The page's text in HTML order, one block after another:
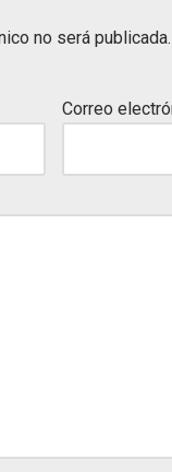
no será publicada.
Correo